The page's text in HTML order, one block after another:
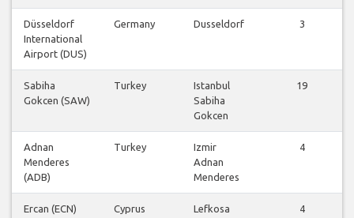
Düsseldorf
International
Airport (DUS)
Germany Dusseldorf 3
Sabiha
Gokcen (SAW)
Turkey
Istanbul
Sabiha
Gokcen
19
Adnan
Menderes
(ADB)
Turkey
Izmir
Adnan
Menderes
4
Ercan (ECN) Cyprus Lefkosa 4